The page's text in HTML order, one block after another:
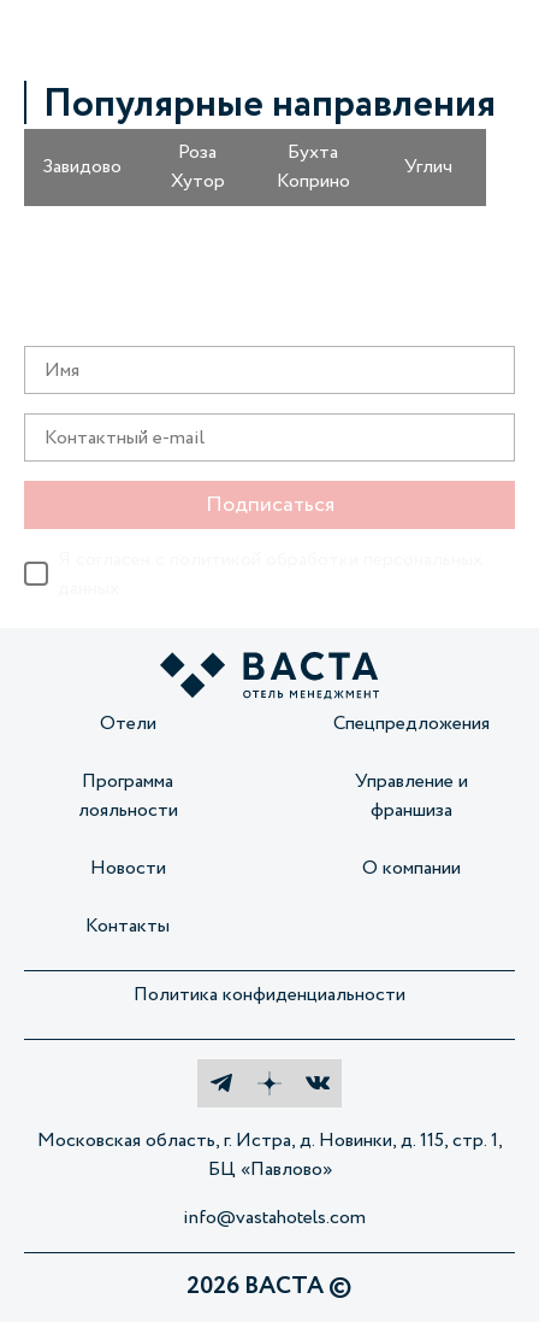
Популярные направления
Завидово
Роза
Хутор
Бухта
Коприно
Углич
Подписаться
Отели Спецпредложения
Программа
лояльности
Управление и
франшиза
Новости О компании
Контакты
Политика конфиденциальности
Московская область, г. Истра, д. Новинки, д. 115, стр. 1,
БЦ «Павлово»
info@vastahotels.com
2026 ВАСТА ©